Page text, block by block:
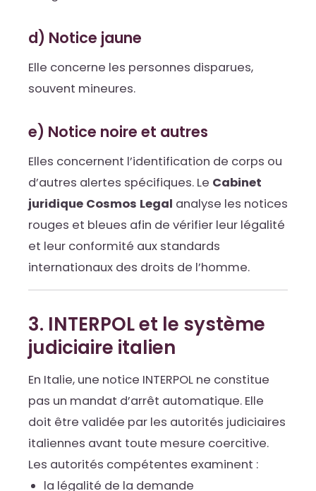
d) Notice jaune
Elle concerne les personnes disparues,
souvent mineures.
e) Notice noire et autres
Elles concernent l’identification de corps ou
d’autres alertes spécifiques. Le Cabinet
juridique Cosmos Legal analyse les notices
rouges et bleues afin de vérifier leur légalité
et leur conformité aux standards
internationaux des droits de l’homme.
3. INTERPOL et le système
judiciaire italien
En Italie, une notice INTERPOL ne constitue
pas un mandat d’arrêt automatique. Elle
doit être validée par les autorités judiciaires
italiennes avant toute mesure coercitive.
Les autorités compétentes examinent :
la légalité de la demande